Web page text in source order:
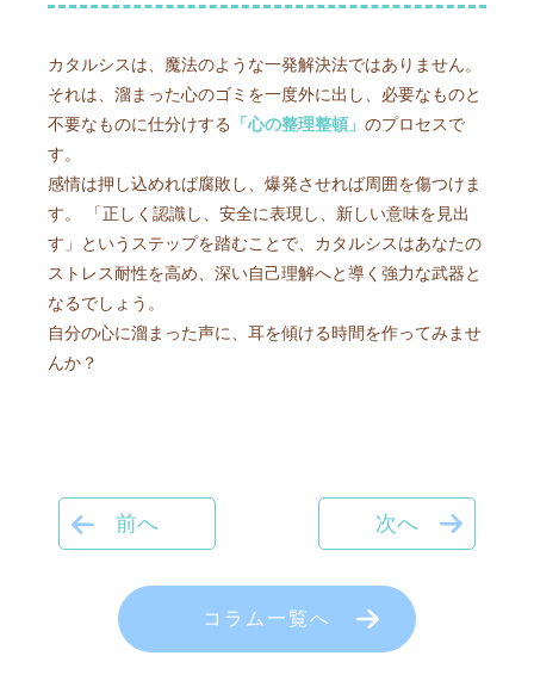
カタルシスは、魔法のような一発解決法ではありません。
それは、溜まった心のゴミを一度外に出し、必要なものと
不要なものに仕分けする
「心の整理整頓」 のプロセスで
す。
感情は押し込めれば腐敗し、爆発させれば周囲を傷つけま
す。 「正しく認識し、安全に表現し、新しい意味を見出
す」というステップを踏むことで、カタルシスはあなたの
ストレス耐性を高め、深い自己理解へと導く強力な武器と
なるでしょう。
自分の心に溜まった声に、耳を傾ける時間を作ってみませ
んか？
前へ 次へ
コラム一覧へ